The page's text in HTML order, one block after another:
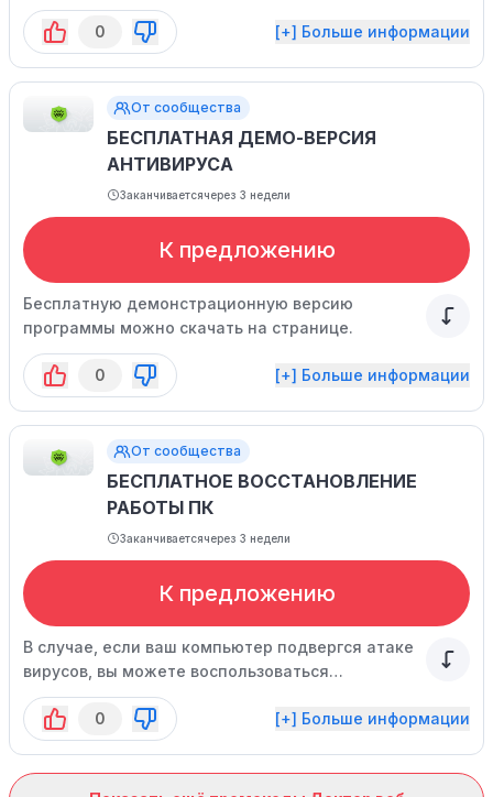
0 [+] Больше информации
От сообщества
БЕСПЛАТНАЯ ДЕМО-ВЕРСИЯ
АНТИВИРУСА
Заканчиваетсячерез 3 недели
К предложению
Бесплатную демонстрационную версию
программы можно скачать на странице.
0 [+] Больше информации
От сообщества
БЕСПЛАТНОЕ ВОССТАНОВЛЕНИЕ
РАБОТЫ ПК
Заканчиваетсячерез 3 недели
К предложению
В случае, если ваш компьютер подвергся атаке
вирусов, вы можете воспользоваться
специальной утилитой, которая поможет
восстановить его функциональность.
0 [+] Больше информации